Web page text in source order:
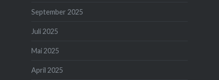
September 2025
Juli 2025
Mai 2025
April 2025